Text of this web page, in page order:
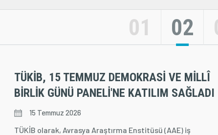
01 02
TÜKİB, 15 TEMMUZ DEMOKRASI VE MILLÎ
BIRLIK GÜNÜ PANELI'NE KATILIM SAĞLADI
15 Temmuz 2026
TÜKİB olarak, Avrasya Araştırma Enstitüsü (AAE) iş